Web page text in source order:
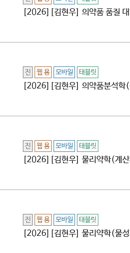
[2026][김현우] 의약품 품질
진 웹 용 모바일 태블릿
[2026][김현우] 의약품분석학
진 웹 용 모바일 태블릿
[2026][김현우] 물리약학(계
진 웹 용 모바일 태블릿
[2026][김현우] 물리약학(물